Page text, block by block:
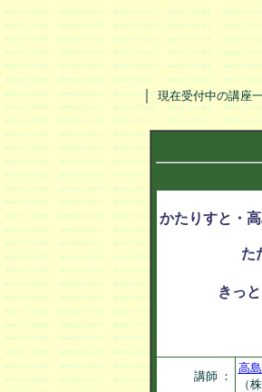
｜現在受付中の講座
かたりすと・
た
きっ
講師 ：
高
（